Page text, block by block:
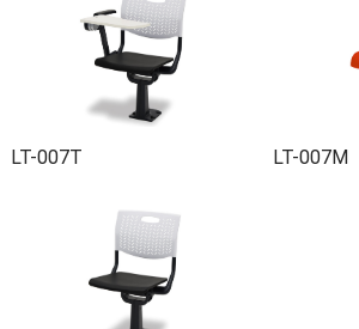
LT-007T LT-007M